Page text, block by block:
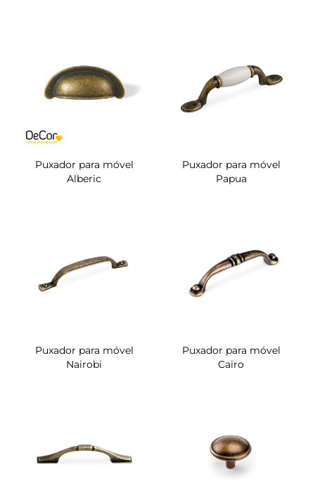
Puxador para móvel
Alberic
Puxador para móvel
Papua
Puxador para móvel
Nairobi
Puxador para móvel
Cairo